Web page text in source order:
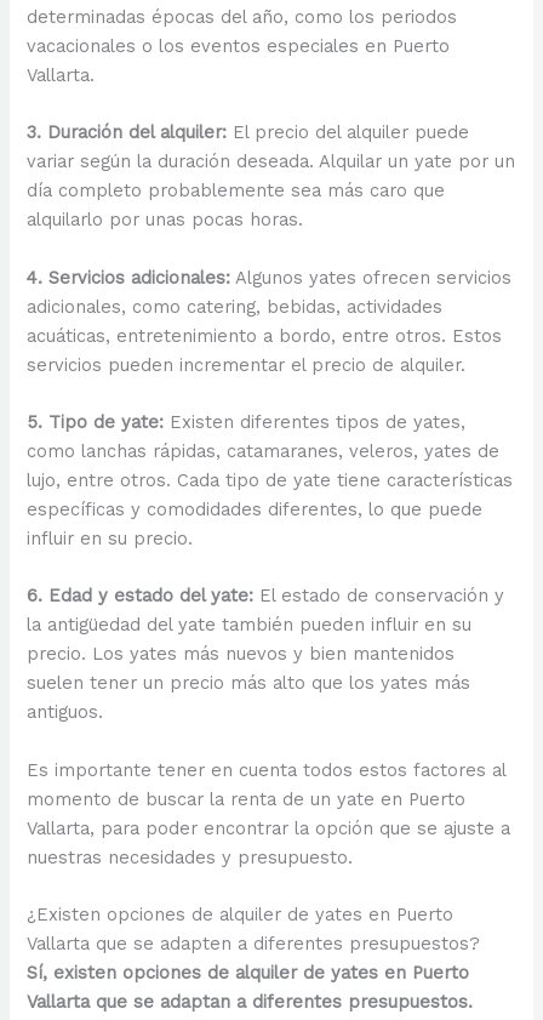
determinadas épocas del año, como los periodos
vacacionales o los eventos especiales en Puerto
Vallarta.
3. Duración del alquiler: El precio del alquiler puede
variar según la duración deseada. Alquilar un yate por un
día completo probablemente sea más caro que
alquilarlo por unas pocas horas.
4. Servicios adicionales: Algunos yates ofrecen servicios
adicionales, como catering, bebidas, actividades
acuáticas, entretenimiento a bordo, entre otros. Estos
servicios pueden incrementar el precio de alquiler.
5. Tipo de yate: Existen diferentes tipos de yates,
como lanchas rápidas, catamaranes, veleros, yates de
lujo, entre otros. Cada tipo de yate tiene características
específicas y comodidades diferentes, lo que puede
influir en su precio.
6. Edad y estado del yate: El estado de conservación y
la antigüedad del yate también pueden influir en su
precio. Los yates más nuevos y bien mantenidos
suelen tener un precio más alto que los yates más
antiguos.
Es importante tener en cuenta todos estos factores al
momento de buscar la renta de un yate en Puerto
Vallarta, para poder encontrar la opción que se ajuste a
nuestras necesidades y presupuesto.
¿Existen opciones de alquiler de yates en Puerto
Vallarta que se adapten a diferentes presupuestos?
Sí, existen opciones de alquiler de yates en Puerto
Vallarta que se adaptan a diferentes presupuestos.